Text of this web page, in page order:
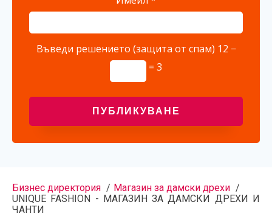
Въведи решението (защита от спам) 12 −
= 3
Бизнес директория
Магазин за дамски дрехи
UNIQUE FASHION - МАГАЗИН ЗА ДАМСКИ ДРЕХИ И
ЧАНТИ